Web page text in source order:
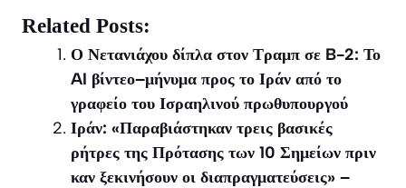
X
(Twitter)
Facebook
WhatsApp
Related Posts:
Ο Νετανιάχου δίπλα στον Τραμπ σε B-2: Το
AI βίντεο–μήνυμα προς το Ιράν από το
γραφείο του Ισραηλινού πρωθυπουργού
Ιράν: «Παραβιάστηκαν τρεις βασικές
ρήτρες της Πρότασης των 10 Σημείων πριν
καν ξεκινήσουν οι διαπραγματεύσεις» –